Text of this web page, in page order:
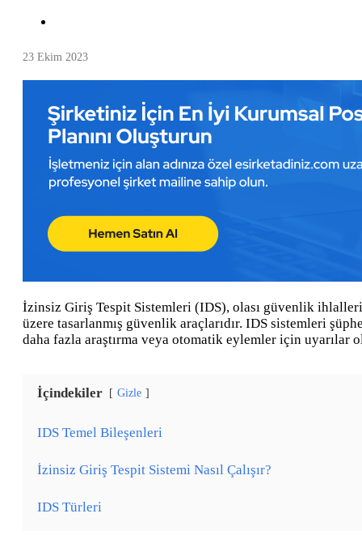
23 Ekim 2023
İzinsiz Giriş Tespit Sistemleri (IDS), olası güvenlik
üzere tasarlanmış güvenlik araçlarıdır. IDS sistemleri
daha fazla araştırma veya otomatik eylemler için uyarılar
İçindekiler Gizle
IDS Temel Bileşenleri
İzinsiz Giriş Tespit Sistemi Nasıl Çalışır?
IDS Türleri